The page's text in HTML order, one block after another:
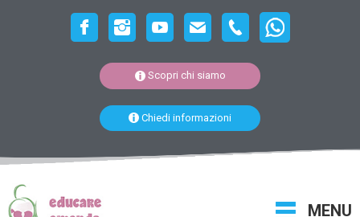
Scopri chi siamo
Chiedi informazioni
MENU